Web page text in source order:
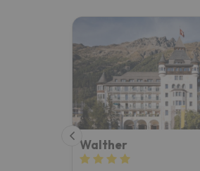
Oops, não
Bem, parece que o
Walther